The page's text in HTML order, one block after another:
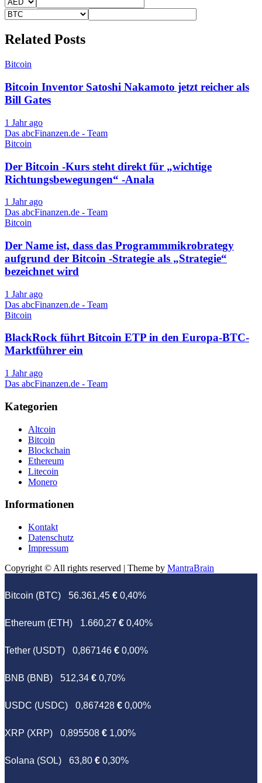
Related Posts
Bitcoin
Bitcoin Inventor Satoshi Nakamoto jetzt reicher als
Bill Gates
1 Jahr ago
Das abcFinanzen.de - Team
Bitcoin
Der Bitcoin -Kurs steht direkt für „wichtige
Richtungsbewegungen“ -Anala
1 Jahr ago
Das abcFinanzen.de - Team
Bitcoin
Der Name ist, dass das Programmmikrobrategy
aufgrund der Bitcoin -Strategie als „Strategie“
bezeichnet wird
1 Jahr ago
Das abcFinanzen.de - Team
Bitcoin
BlackRock führt Bitcoin ETP in den Europa-BTC-
Marktführer ein
1 Jahr ago
Das abcFinanzen.de - Team
Kategorien
Altcoin
Bitcoin
Blockchain
Ethereum
Litecoin
Monero
Informationen
Kontakt
Datenschutz
Impressum
Copyright © All rights reserved | Theme by MantraBrain
Bitcoin (BTC) 56.361,45 € 0,40%
Ethereum (ETH) 1.660,27 € 0,40%
Tether (USDT) 0,867146 € 0,00%
BNB (BNB) 512,34 € 0,70%
USDC (USDC) 0,867428 € 0,00%
XRP (XRP) 0,895508 € 1,00%
Solana (SOL) 63,80 € 0,30%